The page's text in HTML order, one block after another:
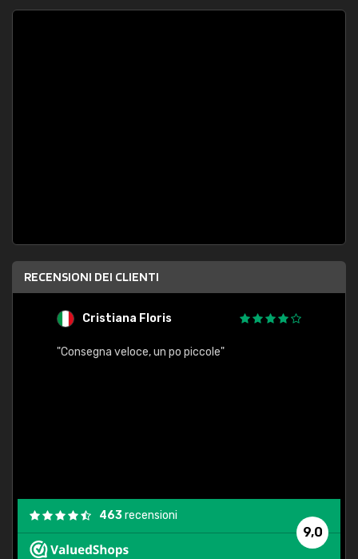
RECENSIONI DEI CLIENTI
Cristiana Floris
"Consegna veloce, un po piccole"
9,0
463recensioni